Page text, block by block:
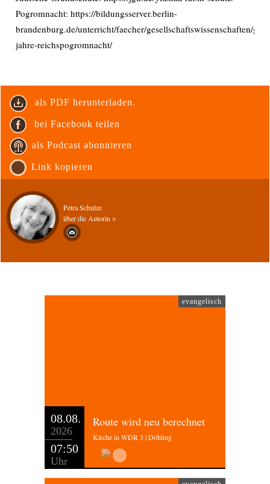
Pogromnacht: https://bildungsserver.berlin-
brandenburg.de/unterricht/faecher/gesellschaftswissenschaften/
jahre-reichspogromnacht/
als PDF herunterladen.
bei Facebook teilen
als Podcast abonnieren
Link kopieren
Petra Schulze
über die Autorin >
evangelisch
08.08.
2026
07:50
Uhr
Route wird neu berechnet
Kirche in WDR 3 | Döhling